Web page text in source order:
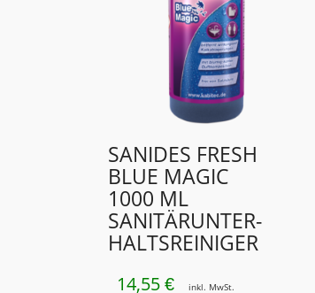
SANIDES FRESH
BLUE MAGIC
1000 ML
SANITÄRUNTER­
HALTSREINIGER
14,55 € inkl. MwSt.